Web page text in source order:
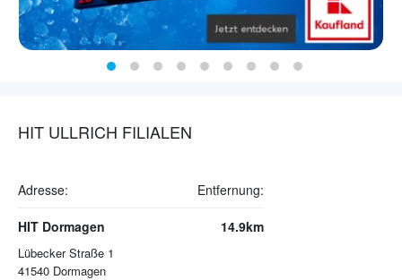
HIT ULLRICH FILIALEN
Adresse: Entfernung:
HIT Dormagen
Lübecker Straße 1
41540 Dormagen
14.9km